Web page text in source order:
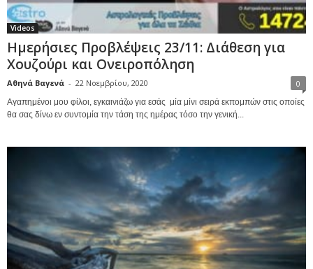
Videos
Ημερήσιες Προβλέψεις 23/11: Διάθεση για
Χουζούρι και Ονειροπόληση
Αθηνά Βαγενά - 22 Νοεμβρίου, 2020 0
Αγαπημένοι μου φίλοι, εγκαινιάζω για εσάς μία μίνι σειρά εκπομπών στις οποίες
θα σας δίνω εν συντομία την τάση της ημέρας τόσο την γενική...